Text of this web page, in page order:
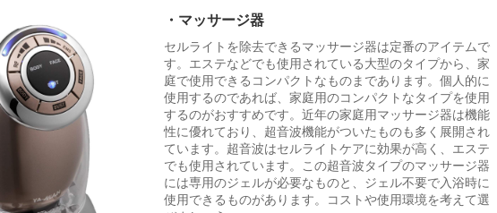
・マッサージ器
セルライトを除去できるマッサージ器は定番のアイテムで
す。エステなどでも使用されている大型のタイプから、家
庭で使用できるコンパクトなものまであります。個人的に
使用するのであれば、家庭用のコンパクトなタイプを使用
するのがおすすめです。近年の家庭用マッサージ器は機能
性に優れており、超音波機能がついたものも多く展開され
ています。超音波はセルライトケアに効果が高く、エステ
でも使用されています。この超音波タイプのマッサージ器
には専用のジェルが必要なものと、ジェル不要で入浴時に
使用できるものがあります。コストや使用環境を考えて選